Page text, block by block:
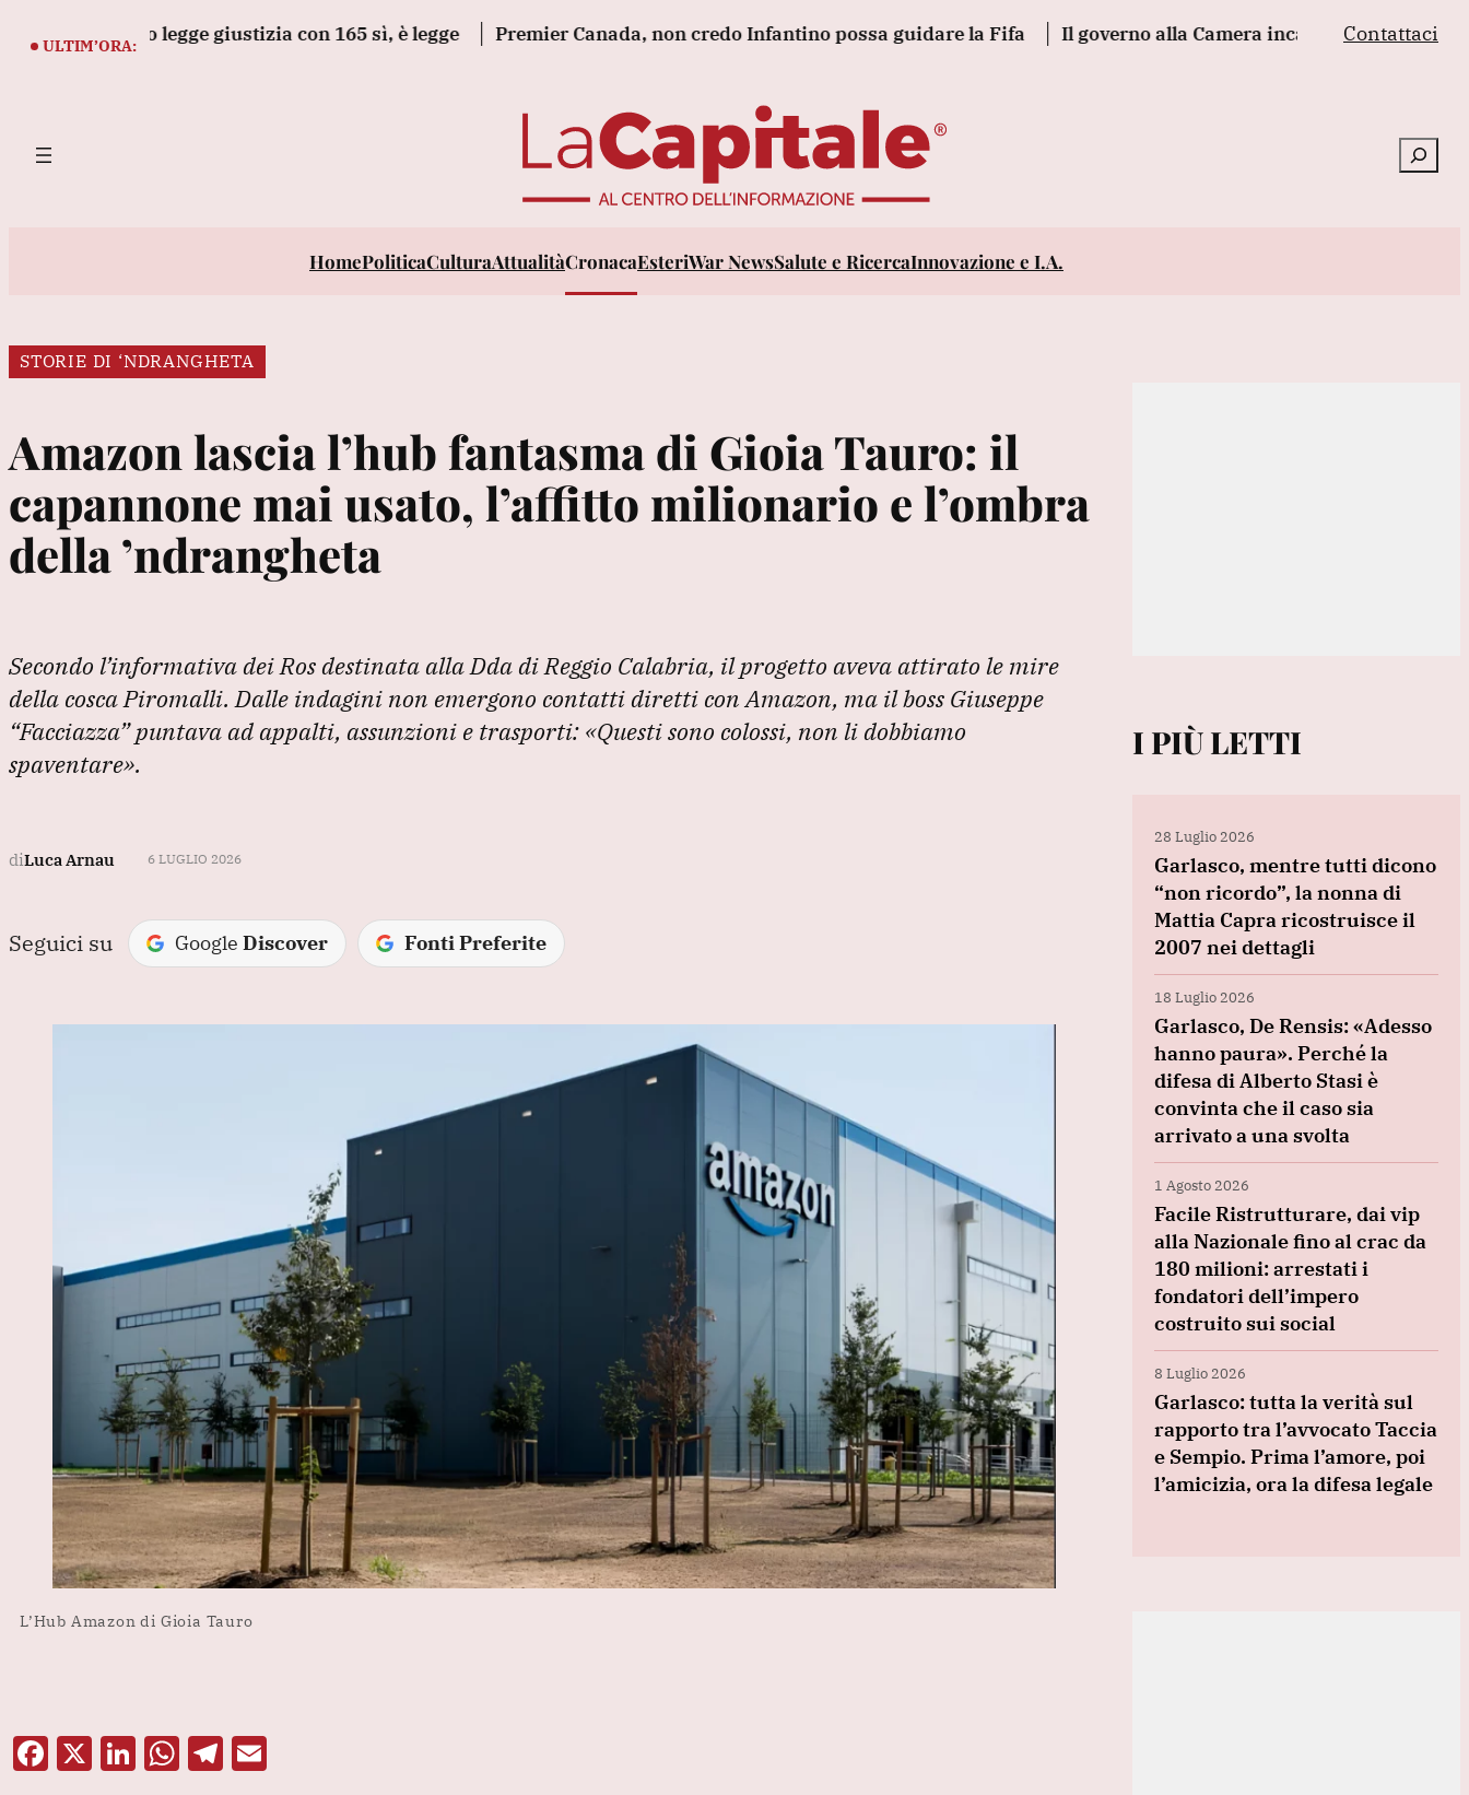
ULTIM’ORA:
decreto legge giustizia con 165 sì, è legge Premier Canada, non credo Infantino possa guidare la Fifa Il governo alla Camera incassa la fiducia sulContattaci
Cerca
HomePoliticaCulturaAttualitàCronacaEsteriWar NewsSalute e RicercaInnovazione e I.A.
STORIE DI ‘NDRANGHETA
Amazon lascia l’hub fantasma di Gioia Tauro: il
capannone mai usato, l’affitto milionario e l’ombra
della ’ndrangheta
Secondo l’informativa dei Ros destinata alla Dda di Reggio Calabria, il progetto aveva attirato le mire
della cosca Piromalli. Dalle indagini non emergono contatti diretti con Amazon, ma il boss Giuseppe
“Facciazza” puntava ad appalti, assunzioni e trasporti: «Questi sono colossi, non li dobbiamo
spaventare».
diLuca Arnau 6 LUGLIO 2026
Seguici su Google Discover Fonti Preferite
L’Hub Amazon di Gioia Tauro
F X Li W T
I PIÙ LETTI
28 Luglio 2026
Garlasco, mentre tutti dicono
“non ricordo”, la nonna di
Mattia Capra ricostruisce il
2007 nei dettagli
18 Luglio 2026
Garlasco, De Rensis: «Adesso
hanno paura». Perché la
difesa di Alberto Stasi è
convinta che il caso sia
arrivato a una svolta
1 Agosto 2026
Facile Ristrutturare, dai vip
alla Nazionale fino al crac da
180 milioni: arrestati i
fondatori dell’impero
costruito sui social
8 Luglio 2026
Garlasco: tutta la verità sul
rapporto tra l’avvocato Taccia
e Sempio. Prima l’amore, poi
l’amicizia, ora la difesa legale